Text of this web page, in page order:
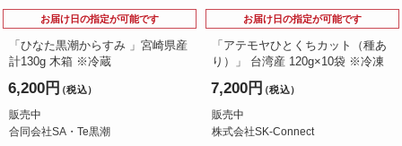
お届け日の指定が可能です
「ひなた黒潮からすみ 」宮崎県産
計130g 木箱 ※冷蔵
6,200円（税込）
販売中
合同会社SA・Te黒潮
お届け日の指定が可能です
「アテモヤひとくちカット（種あ
り）」 台湾産 120g×10袋 ※冷凍
7,200円（税込）
販売中
株式会社SK-Connect